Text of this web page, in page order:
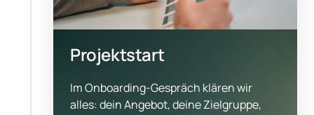
Projektstart
Im Onboarding-Gespräch klären wir
alles: dein Angebot, deine Zielgruppe,